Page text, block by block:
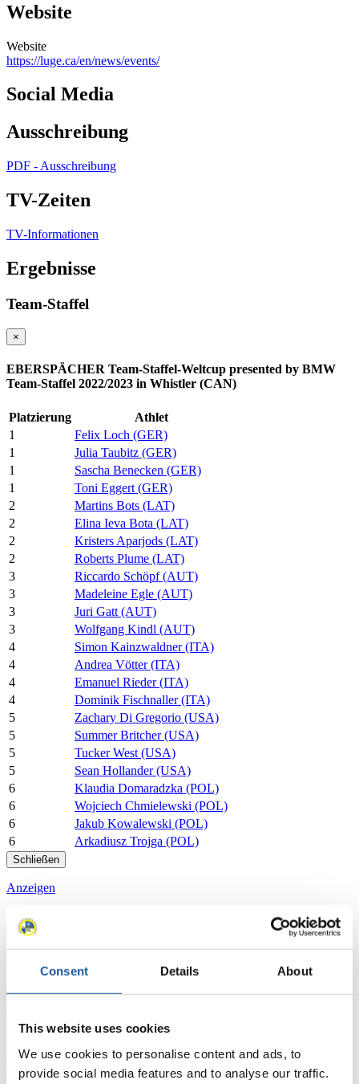
Consent Details About
This website uses cookies
We use cookies to personalise content and ads, to
provide social media features and to analyse our traffic.
Website
Website
https://luge.ca/en/news/events/
Social Media
Ausschreibung
PDF - Ausschreibung
TV-Zeiten
TV-Informationen
Ergebnisse
Team-Staffel
×
EBERSPÄCHER Team-Staffel-Weltcup presented by BMW
Team-Staffel 2022/2023 in Whistler (CAN)
Platzierung
Athlet
1
Felix Loch (GER)
1
Julia Taubitz (GER)
1
Sascha Benecken (GER)
1
Toni Eggert (GER)
2
Martins Bots (LAT)
2
Elina Ieva Bota (LAT)
2
Kristers Aparjods (LAT)
2
Roberts Plume (LAT)
3
Riccardo Schöpf (AUT)
3
Madeleine Egle (AUT)
3
Juri Gatt (AUT)
3
Wolfgang Kindl (AUT)
4
Simon Kainzwaldner (ITA)
4
Andrea Vötter (ITA)
4
Emanuel Rieder (ITA)
4
Dominik Fischnaller (ITA)
5
Zachary Di Gregorio (USA)
5
Summer Britcher (USA)
5
Tucker West (USA)
5
Sean Hollander (USA)
6
Klaudia Domaradzka (POL)
6
Wojciech Chmielewski (POL)
6
Jakub Kowalewski (POL)
6
Arkadiusz Trojga (POL)
Schließen
Anzeigen
Download
News
Kunstbahn RodelnAlpin RodelnRennkalender als PDF